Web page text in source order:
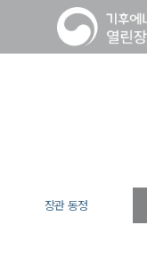
장관 동정